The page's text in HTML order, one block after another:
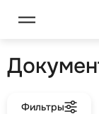
Фильтры